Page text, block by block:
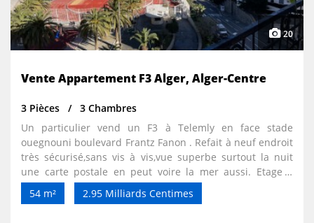
20
Vente Appartement F3 Alger, Alger-Centre
3 Pièces
3 Chambres
Un particulier vend un F3 à Telemly en face stade
ouegnouni boulevard Frantz Fanon . Refait à neuf endroit
très sécurisé,sans vis à vis,vue superbe surtout la nuit
une carte postale en peut voire la mer aussi. Etage 5
ascenseur envoi de rénovation. Fenêtre électrique refait
à neuf et eau 24/24 avec cisterne. Prix demandé 2.95
54 m² 2.95 Milliards Centimes